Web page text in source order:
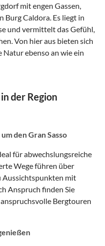
mit engen Gassen,
Burg Caldora. Es liegt in
und vermittelt das Gefühl,
Von hier aus bieten sich
ebenso an wie ein
der Region
den Gran Sasso
für abwechslungsreiche
Wege führen über
Aussichtspunkten mit
Anspruch finden Sie
Bergtouren